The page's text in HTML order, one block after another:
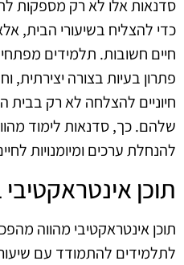
סדנאות אלו לא רק מספקות
כדי להצליח בשיעורי הבית,
חיים חשובות. תלמידים
פתרון בעיות בצורה יצירתית,
חיוניים להצלחה לא רק
שלהם. כך, סדנאות לימוד
להנחלת ערכים ומיומנויות
תוכן
תוכן אינטראקטיבי מהווה
לתלמידים להתמודד עם